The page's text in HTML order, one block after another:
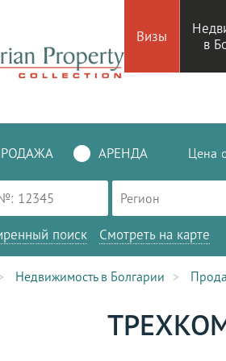
Визы
в
АРЕНДА Цена
Регион
поиск Смотреть на карте
Недвижимость в Болгарии